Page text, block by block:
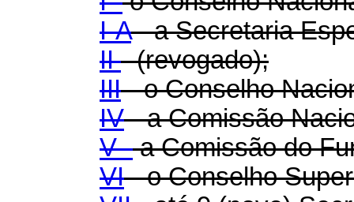
I-A- a Secretaria
II- (revogado);
III- o Conselho
IV- a Comissão
V -a Comissão do
VI- o Conselho